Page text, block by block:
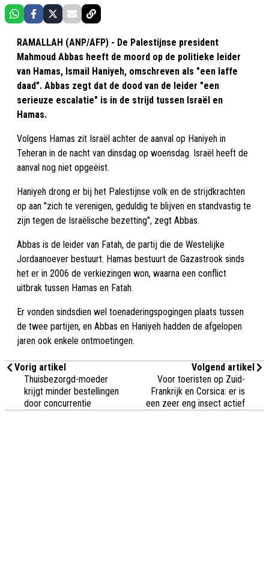
RAMALLAH (ANP/AFP) - De Palestijnse president
Mahmoud Abbas heeft de moord op de politieke leider
van Hamas, Ismail Haniyeh, omschreven als "een laffe
daad". Abbas zegt dat de dood van de leider "een
serieuze escalatie" is in de strijd tussen Israël en
Hamas.
Volgens Hamas zit Israël achter de aanval op Haniyeh in
Teheran in de nacht van dinsdag op woensdag. Israël heeft de
aanval nog niet opgeëist.
Haniyeh drong er bij het Palestijnse volk en de strijdkrachten
op aan "zich te verenigen, geduldig te blijven en standvastig te
zijn tegen de Israëlische bezetting", zegt Abbas.
Abbas is de leider van Fatah, de partij die de Westelijke
Jordaanoever bestuurt. Hamas bestuurt de Gazastrook sinds
het er in 2006 de verkiezingen won, waarna een conflict
uitbrak tussen Hamas en Fatah.
Er vonden sindsdien wel toenaderingspogingen plaats tussen
de twee partijen, en Abbas en Haniyeh hadden de afgelopen
jaren ook enkele ontmoetingen.
Vorig artikel
Thuisbezorgd-moeder
krijgt minder bestellingen
door concurrentie
Volgend artikel
Voor toeristen op Zuid-
Frankrijk en Corsica: er is
een zeer eng insect actief